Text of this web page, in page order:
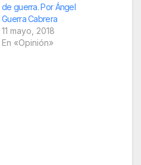
de guerra. Por Ángel
Guerra Cabrera
11 mayo, 2018
En «Opinión»